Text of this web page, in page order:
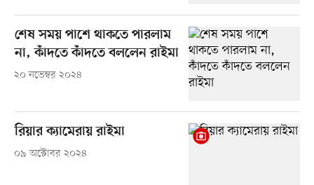
শেষ সময় পাশে থাকতে পারলাম
না, কাঁদতে কাঁদতে বললেন রাইমা
২০ নভেম্বর ২০২৪
রিয়ার ক্যামেরায় রাইমা
০৯ অক্টোবর ২০২৪